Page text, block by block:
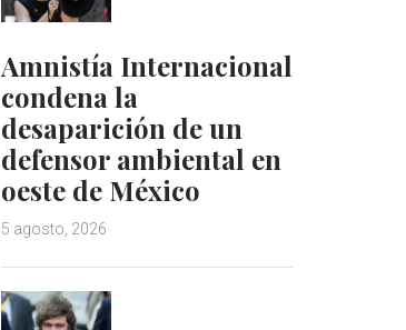
Amnistía Internacional
condena la
desaparición de un
defensor ambiental en
oeste de México
5 agosto, 2026